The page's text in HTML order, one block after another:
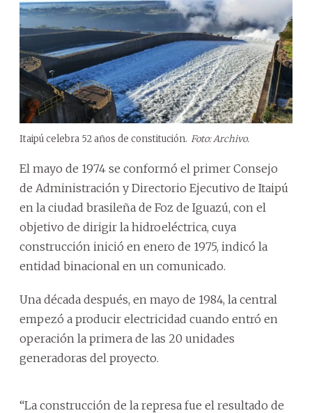
Itaipú celebra 52 años de constitución. Foto: Archivo.
El mayo de 1974 se conformó el primer Consejo
de Administración y Directorio Ejecutivo de Itaipú
en la ciudad brasileña de Foz de Iguazú, con el
objetivo de dirigir la hidroeléctrica, cuya
construcción inició en enero de 1975, indicó la
entidad binacional en un comunicado.
Una década después, en mayo de 1984, la central
empezó a producir electricidad cuando entró en
operación la primera de las 20 unidades
generadoras del proyecto.
“La construcción de la represa fue el resultado de